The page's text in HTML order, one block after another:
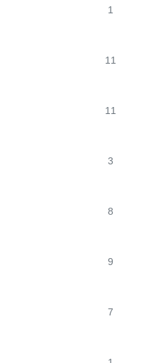
1
11
11
3
8
9
7